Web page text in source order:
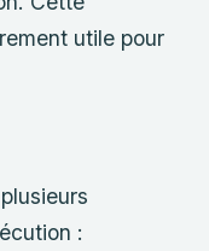
utile pour
: